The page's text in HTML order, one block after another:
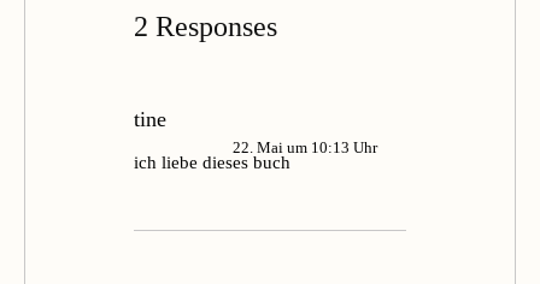
2 Responses
tine
22. Mai um 10:13 Uhr
ich liebe dieses buch